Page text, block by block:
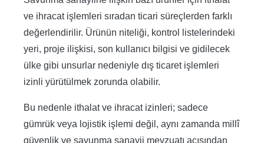
ve ihracat işlemleri sıradan ticari süreçlerden farklı
değerlendirilir. Ürünün niteliği, kontrol listelerindeki
yeri, proje ilişkisi, son kullanıcı bilgisi ve gidilecek
ülke gibi unsurlar nedeniyle dış ticaret işlemleri
izinli yürütülmek zorunda olabilir.
Bu nedenle ithalat ve ihracat izinleri; sadece
gümrük veya lojistik işlemi değil, aynı zamanda millî
güvenlik ve savunma sanayii mevzuatı açısından